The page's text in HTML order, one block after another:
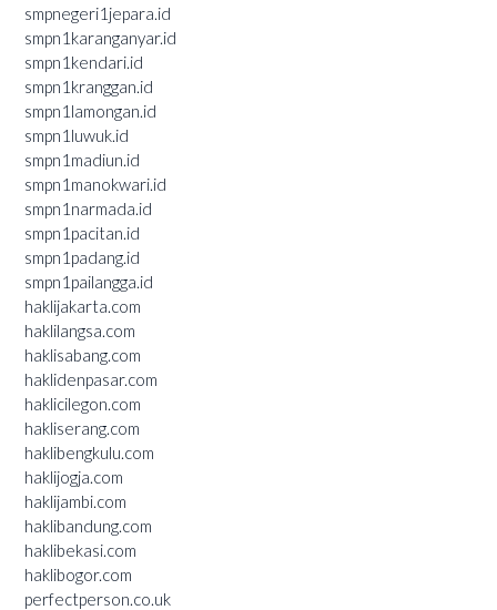
smpnegeri1jepara.id
smpn1karanganyar.id
smpn1kendari.id
smpn1kranggan.id
smpn1lamongan.id
smpn1luwuk.id
smpn1madiun.id
smpn1manokwari.id
smpn1narmada.id
smpn1pacitan.id
smpn1padang.id
smpn1pailangga.id
haklijakarta.com
haklilangsa.com
haklisabang.com
haklidenpasar.com
haklicilegon.com
hakliserang.com
haklibengkulu.com
haklijogja.com
haklijambi.com
haklibandung.com
haklibekasi.com
haklibogor.com
perfectperson.co.uk